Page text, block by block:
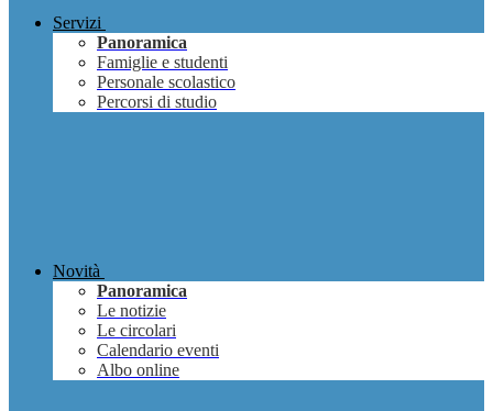
Servizi
Panoramica
Famiglie e studenti
Personale scolastico
Percorsi di studio
Novità
Panoramica
Le notizie
Le circolari
Calendario eventi
Albo online